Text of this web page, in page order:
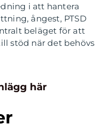
i att hantera
ångest, PTSD
beläget för att
stöd när det behövs
här